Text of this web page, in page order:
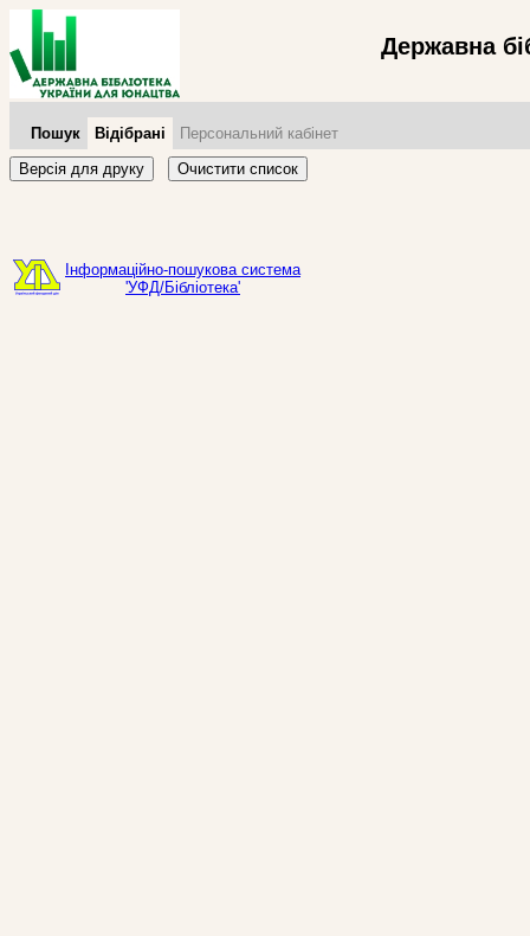
Державна
Пошук Відібрані
Персональний кабінет
Версія для друку
Очистити список
Інформаційно-пошукова система
'УФД/Бібліотека'